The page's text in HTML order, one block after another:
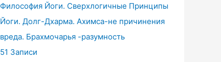
Философия Йоги. Сверхлогичные Принципы
Йоги. Долг-Дхарма. Ахимса-не причинения
вреда. Брахмочарья -разумность
51 Записи